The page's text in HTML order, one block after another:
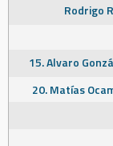
Rodrigo
15. Alvaro
20. Matías